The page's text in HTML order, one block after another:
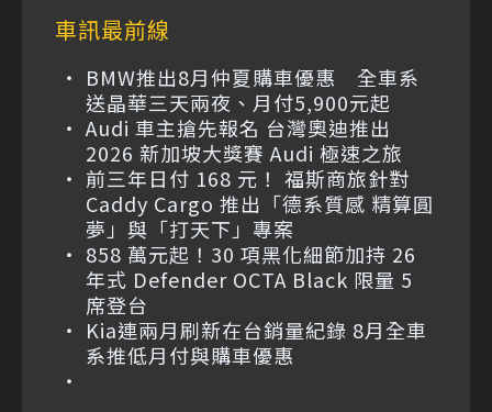
車訊最前線
BMW推出8月仲夏購車優惠 全車系
送晶華三天兩夜、月付5,900元起
Audi 車主搶先報名 台灣奧迪推出
2026 新加坡大獎賽 Audi 極速之旅
前三年日付 168 元！ 福斯商旅針對
Caddy Cargo 推出「德系質感 精算圓
夢」與「打天下」專案
858 萬元起！30 項黑化細節加持 26
年式 Defender OCTA Black 限量 5
席登台
Kia連兩月刷新在台銷量紀錄 8月全車
系推低月付與購車優惠